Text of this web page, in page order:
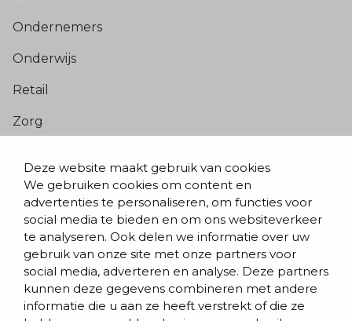
Deze website maakt gebruik van cookies
We gebruiken cookies om content en
advertenties te personaliseren, om functies voor
social media te bieden en om ons websiteverkeer
te analyseren. Ook delen we informatie over uw
gebruik van onze site met onze partners voor
social media, adverteren en analyse. Deze partners
kunnen deze gegevens combineren met andere
informatie die u aan ze heeft verstrekt of die ze
Ondernemers
Onderwijs
Retail
Zorg
Blogs & nieuws
Contact
Evenementen
Team
Werken bij BVD